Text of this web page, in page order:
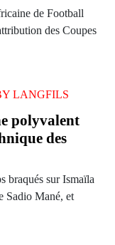
de Football
des Coupes
LANGFILS
polyvalent
des
braqués sur Ismaïla
Sadio Mané, et